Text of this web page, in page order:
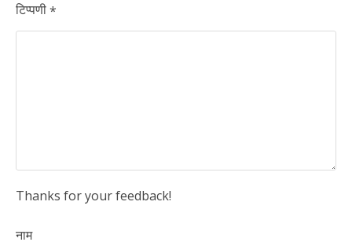
टिप्पणी*
Thanks for your feedback!
नाम